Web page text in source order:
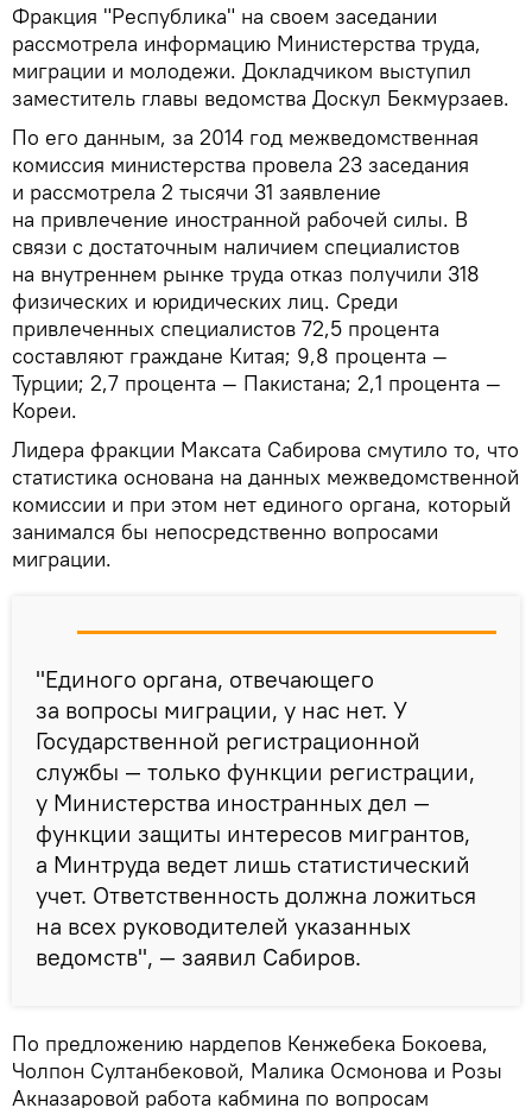
Фракция "Республика" на своем заседании
рассмотрела информацию Министерства труда,
миграции и молодежи. Докладчиком выступил
заместитель главы ведомства Доскул Бекмурзаев.
По его данным, за 2014 год межведомственная
комиссия министерства провела 23 заседания
и рассмотрела 2 тысячи 31 заявление
на привлечение иностранной рабочей силы. В
связи с достаточным наличием специалистов
на внутреннем рынке труда отказ получили 318
физических и юридических лиц. Среди
привлеченных специалистов 72,5 процента
составляют граждане Китая; 9,8 процента —
Турции; 2,7 процента — Пакистана; 2,1 процента —
Кореи.
Лидера фракции Максата Сабирова смутило то, что
статистика основана на данных межведомственной
комиссии и при этом нет единого органа, который
занимался бы непосредственно вопросами
миграции.
"Единого органа, отвечающего
за вопросы миграции, у нас нет. У
Государственной регистрационной
службы — только функции регистрации,
у Министерства иностранных дел —
функции защиты интересов мигрантов,
а Минтруда ведет лишь статистический
учет. Ответственность должна ложиться
на всех руководителей указанных
ведомств", — заявил Сабиров.
По предложению нардепов Кенжебека Бокоева,
Чолпон Султанбековой, Малика Осмонова и Розы
Акназаровой работа кабмина по вопросам